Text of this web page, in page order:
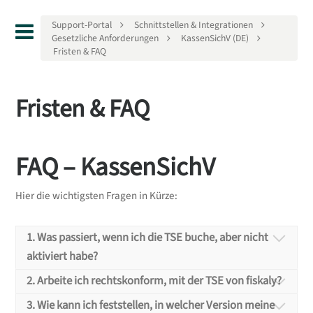
Support-Portal
Schnittstellen & Integrationen
Gesetzliche Anforderungen
KassenSichV (DE)
Fristen & FAQ
Fristen & FAQ
FAQ – KassenSichV
Hier die wichtigsten Fragen in Kürze:
1. Was passiert, wenn ich die TSE buche, aber nicht
aktiviert habe?
2. Arbeite ich rechtskonform, mit der TSE von fiskaly?
3. Wie kann ich feststellen, in welcher Version meine